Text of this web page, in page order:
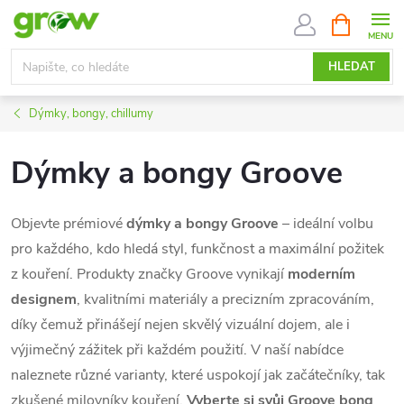
Přejít
obsah
HLEDAT
NÁKUPNÍ
KOŠÍK
Dýmky, bongy, chillumy
Dýmky a bongy Groove
Objevte prémiovédýmky a bongy Groove – ideální volbu
pro každého, kdo hledá styl, funkčnost a maximální požitek
z kouření. Produkty značky Groove vynikají moderním
designem, kvalitními materiály a precizním zpracováním,
díky čemuž přinášejí nejen skvělý vizuální dojem, ale i
výjimečný zážitek při každém použití. V naší nabídce
naleznete různé varianty, které uspokojí jak začátečníky, tak